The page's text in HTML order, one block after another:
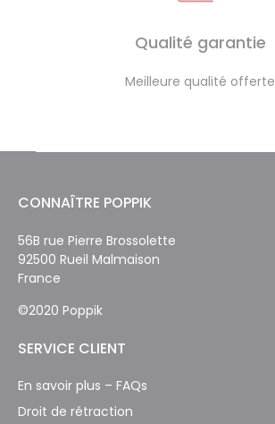
Qualité garantie
Meilleure qualité offerte
CONNAÎTRE POPPIK
56B rue Pierre Brossolette
92500 Rueil Malmaison
France
©2020 Poppik
SERVICE CLIENT
En savoir plus – FAQs
Droit de rétraction